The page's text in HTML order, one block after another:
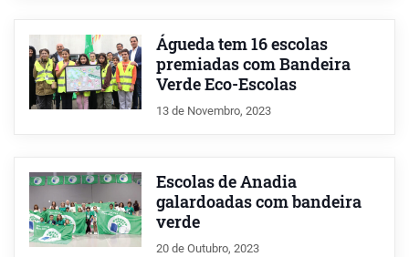
Águeda tem 16 escolas
premiadas com Bandeira
Verde Eco-Escolas
13 de Novembro, 2023
Escolas de Anadia
galardoadas com bandeira
verde
20 de Outubro, 2023